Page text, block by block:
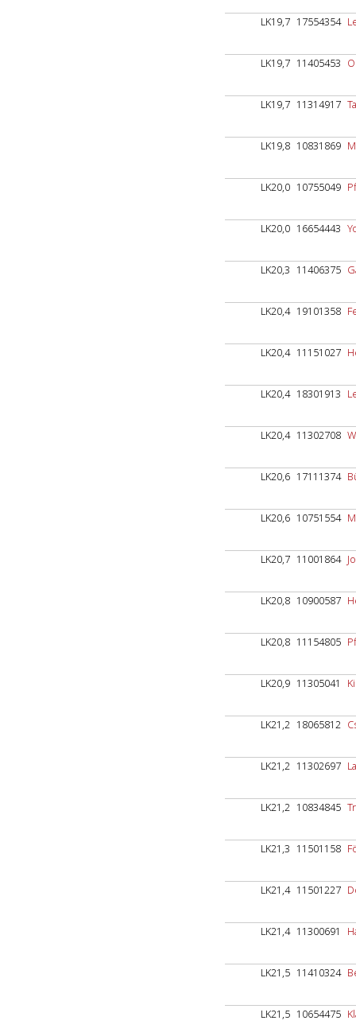
LK19,7 17554354
LK19,7 11405453
LK19,7 11314917
LK19,8 10831869
LK20,0 10755049
LK20,0 16654443
LK20,3 11406375
LK20,4 19101358
LK20,4 11151027
LK20,4 18301913
LK20,4 11302708
LK20,6 17111374
LK20,6 10751554
LK20,7 11001864
LK20,8 10900587
LK20,8 11154805
LK20,9 11305041
LK21,2 18065812
LK21,2 11302697
LK21,2 10834845
LK21,3 11501158
LK21,4 11501227
LK21,4 11300691
LK21,5 11410324
LK21,5 10654475